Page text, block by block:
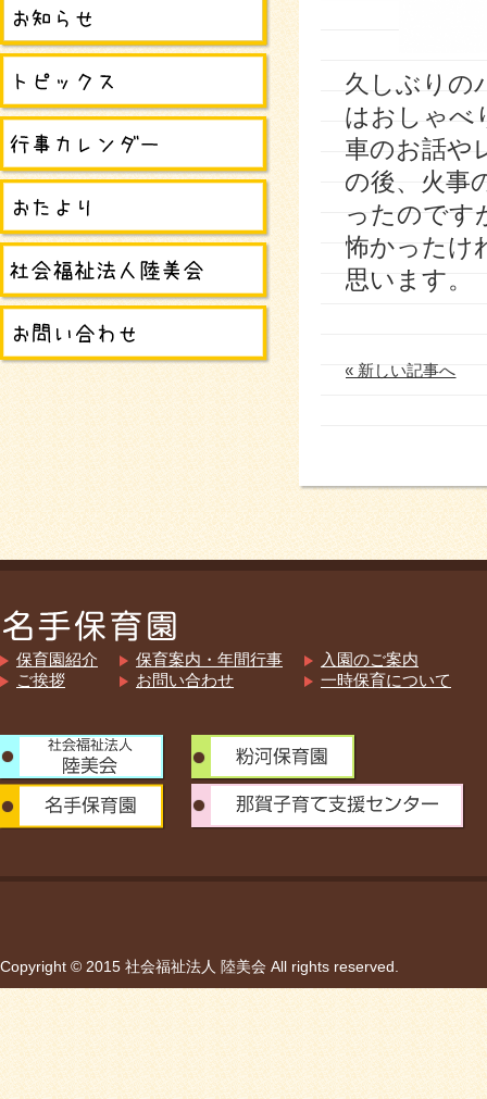
久しぶりの
はおしゃべ
車のお話や
の後、火事
ったのです
怖かったけ
思います。
« 新しい記事へ
保育園紹介
ご挨拶
保育案内・年間行事
お問い合わせ
入園のご案内
一時保育について
Copyright © 2015 社会福祉法人 陸美会 All rights reserved.